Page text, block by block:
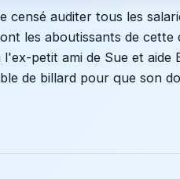
censé auditer tous les
les aboutissants de
l'ex-petit ami de Sue et
de billard pour que son